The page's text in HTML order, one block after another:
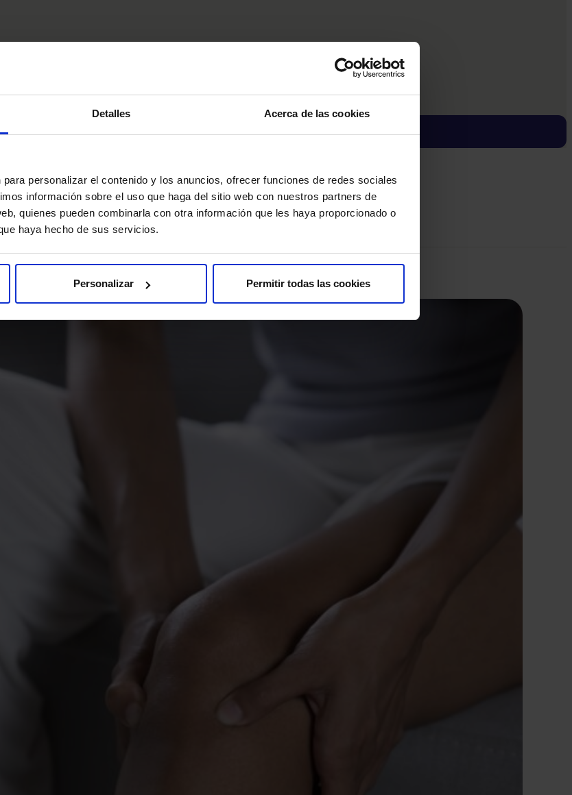
Detalles Acerca de las cookies
personalizar el contenido y los anuncios, ofrecer funciones de redes sociales
información sobre el uso que haga del sitio web con nuestros partners de
quienes pueden combinarla con otra información que les haya proporcionado o
haya hecho de sus servicios.
Personalizar Permitir todas las cookies
Pedir cita